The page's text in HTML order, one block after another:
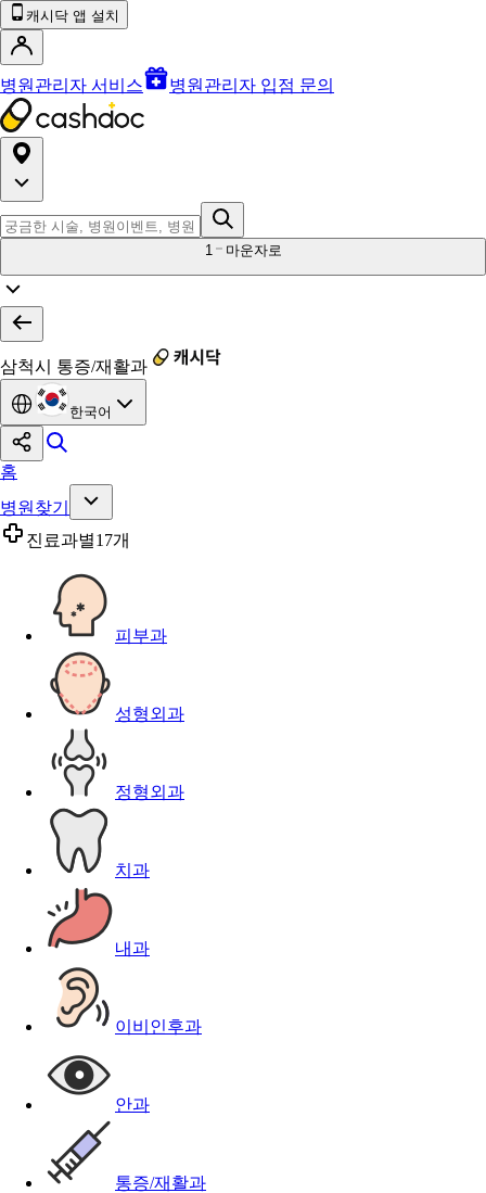
캐시닥 앱 설치
병원관리자 서비스 병원관리자 입점 문의
1 마운자로
삼척시 통증/재활과
한국어
홈
병원찾기
진료과별17개
피부과
성형외과
정형외과
치과
내과
이비인후과
안과
통증/재활과